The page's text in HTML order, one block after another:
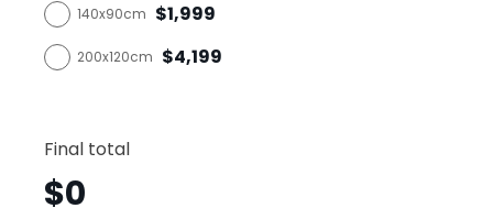
140x90cm $1,999
200x120cm $4,199
Final total
$0